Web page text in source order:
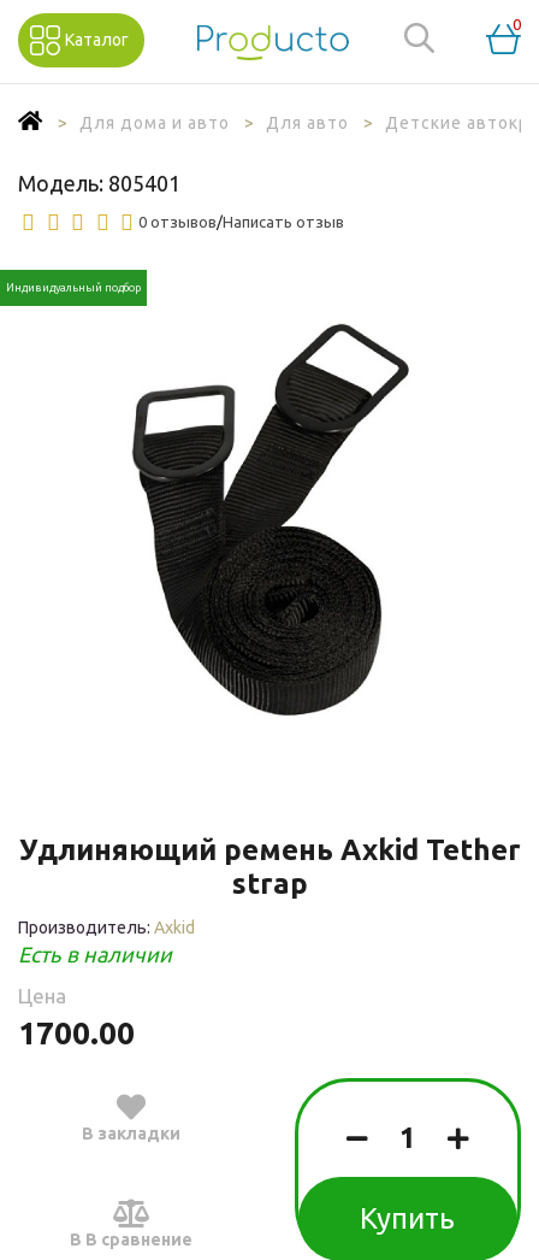
Каталог
0
Для дома и авто Для авто Детские
Модель: 805401
0 отзывов/Написать отзыв
Индивидуальный подбор
Удлиняющий ремень Axkid Tether
strap
Производитель: Axkid
Есть в наличии
Цена
1700.00
В закладки
В В сравнение
Купить